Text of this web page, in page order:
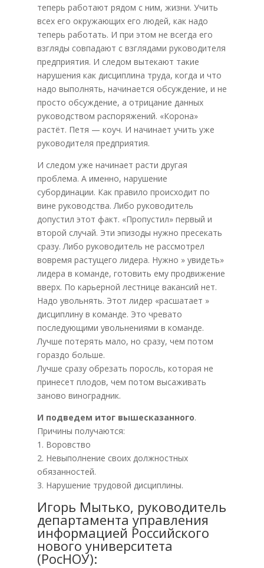
теперь работают рядом с ним, жизни. Учить
всех его окружающих его людей, как надо
теперь работать. И при этом не всегда его
взгляды совпадают с взглядами руководителя
предприятия. И следом вытекают такие
нарушения как дисциплина труда, когда и что
надо выполнять, начинается обсуждение, и не
просто обсуждение, а отрицание данных
руководством распоряжений. «Корона»
растёт. Петя — коуч. И начинает учить уже
руководителя предприятия.
И следом уже начинает расти другая
проблема. А именно, нарушение
субординации. Как правило происходит по
вине руководства. Либо руководитель
допустил этот факт. «Пропустил» первый и
второй случай. Эти эпизоды нужно пресекать
сразу. Либо руководитель не рассмотрел
вовремя растущего лидера. Нужно » увидеть»
лидера в команде, готовить ему продвижение
вверх. По карьерной лестнице вакансий нет.
Надо увольнять. Этот лидер «расшатает »
дисциплину в команде. Это чревато
последующими увольнениями в команде.
Лучше потерять мало, но сразу, чем потом
гораздо больше.
Лучше сразу обрезать поросль, которая не
принесет плодов, чем потом высаживать
заново виноградник.
И подведем итог вышесказанного.
Причины получаются:
1. Воровство
2. Невыполнение своих должностных
обязанностей.
3. Нарушение трудовой дисциплины.
Игорь Мытько, руководитель
департамента управления
информацией Российского
нового университета
(РосНОУ):